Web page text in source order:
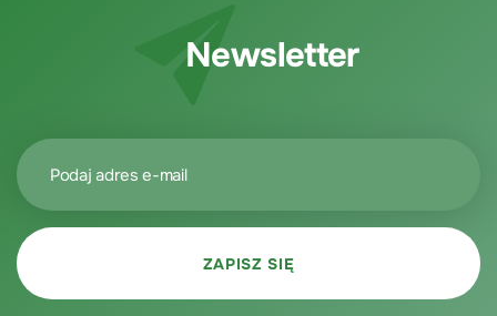
Newsletter